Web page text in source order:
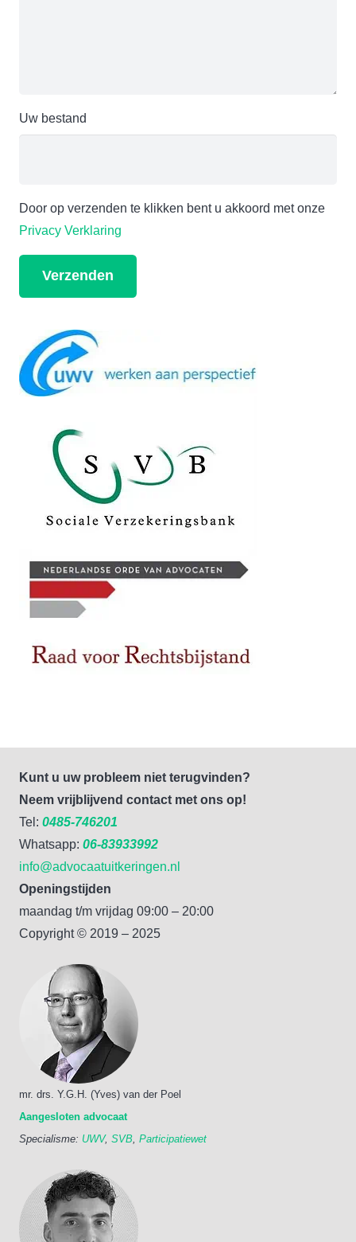
Uw bestand
Door op verzenden te klikken bent u akkoord met onze
Privacy Verklaring
Kunt u uw probleem niet terugvinden?
Neem vrijblijvend contact met ons op!
Tel: 0485-746201
Whatsapp: 06-83933992
info@advocaatuitkeringen.nl
Openingstijden
maandag t/m vrijdag 09:00 – 20:00
Copyright © 2019 – 2025
mr. drs. Y.G.H. (Yves) van der Poel
Aangesloten advocaat
Specialisme: UWV, SVB, Participatiewet